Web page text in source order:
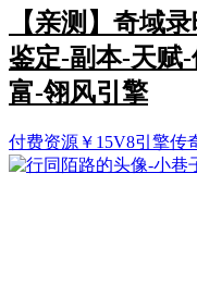
【亲测】奇域
鉴定-副本-天赋
富-翎风引擎
付费资源 ￥ 15V8引擎传